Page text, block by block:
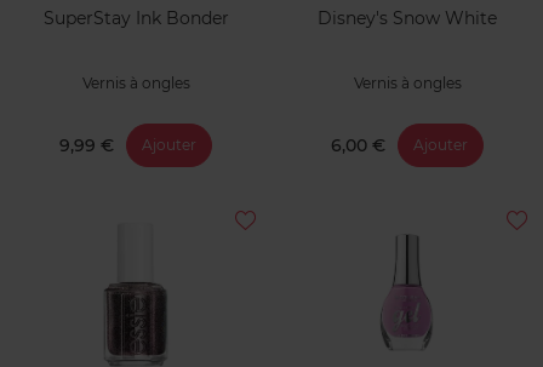
SuperStay Ink Bonder
Vernis à ongles
9,99 € Ajouter
Disney's Snow White
Vernis à ongles
6,00 € Ajouter